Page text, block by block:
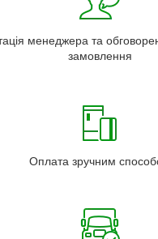
менеджера та
замовлення
Оплата зручним